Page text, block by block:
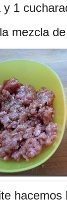
1
mezcla